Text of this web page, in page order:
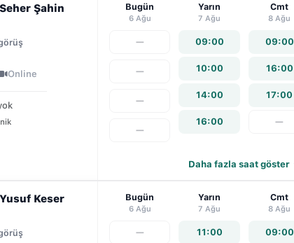
Şahin
Online
Bugün
6 Ağu
—
—
—
—
Yarın
7 Ağu
09:00
10:00
14:00
16:00
Cmt
8 Ağu
09:00
16:00
17:00
—
Daha fazla saat göster
Keser Bugün
6 Ağu
—
Yarın
7 Ağu
11:00
Cmt
8 Ağu
09:00